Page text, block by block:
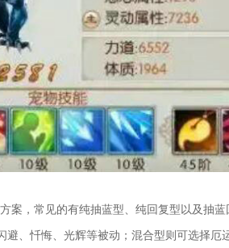
案，常见的有纯抽蓝型、纯回复型以及抽
、忏悔、光辉等被动；混合型则可选择厄